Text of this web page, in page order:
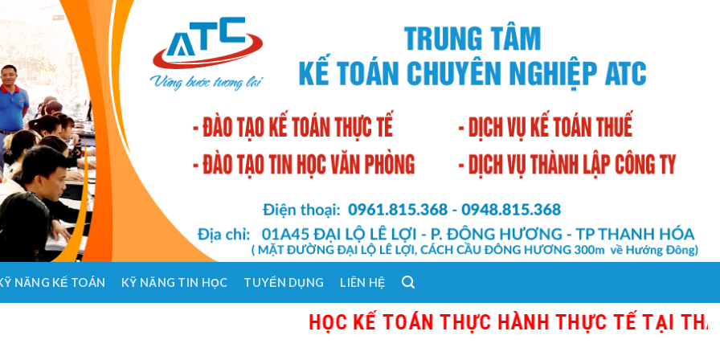
NĂNG KẾ TOÁN KỸ NĂNG TIN HỌC TUYỂN DỤNG LIÊN HỆ
HỌC KẾ TOÁN THỰC HÀNH THỰC TẾ TẠI THANH HÓA